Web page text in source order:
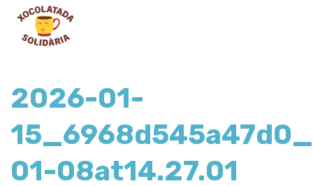
2026-01-
01-08at14.27.01